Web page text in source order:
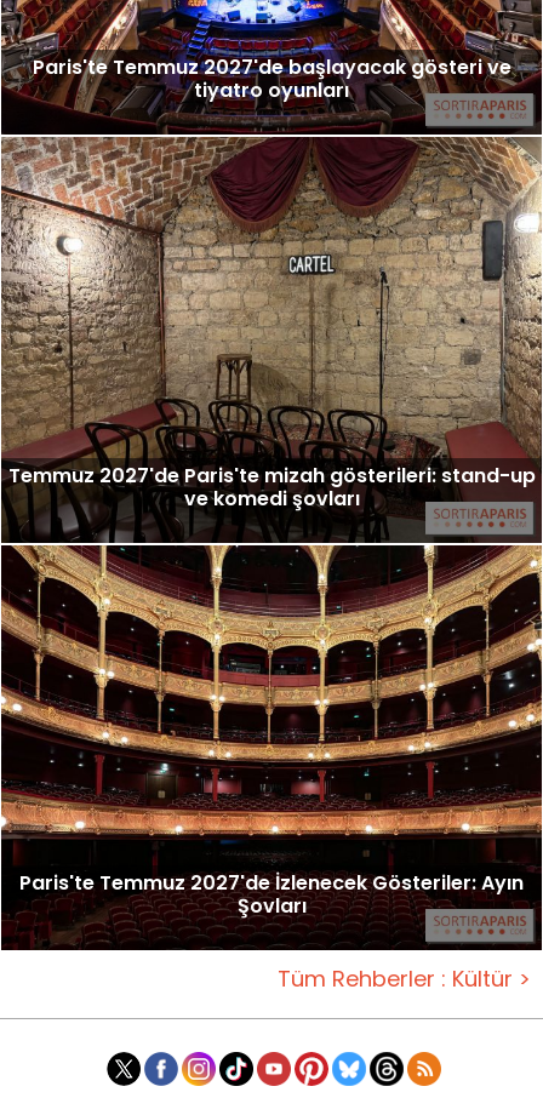
Paris'te Temmuz 2027'de başlayacak gösteri ve
tiyatro oyunları
Temmuz 2027'de Paris'te mizah gösterileri: stand-up
ve komedi şovları
Paris'te Temmuz 2027'de İzlenecek Gösteriler: Ayın
Şovları
Tüm Rehberler : Kültür >